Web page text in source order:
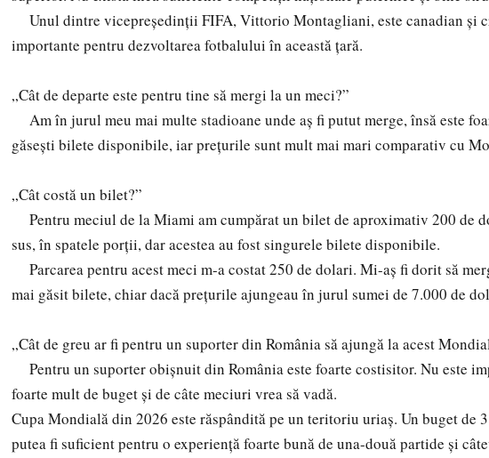
Unul dintre vicepreședinții FIFA, Vittorio Montagliani, este canadian și
importante pentru dezvoltarea fotbalului în această țară.
„Cât de departe este pentru tine să mergi la un meci?”
Am în jurul meu mai multe stadioane unde aș fi putut merge, însă este
găsești bilete disponibile, iar prețurile sunt mult mai mari comparativ cu
„Cât costă un bilet?”
Pentru meciul de la Miami am cumpărat un bilet de aproximativ 200 de
sus, în spatele porții, dar acestea au fost singurele bilete disponibile.
Parcarea pentru acest meci m-a costat 250 de dolari. Mi-aș fi dorit să
mai găsit bilete, chiar dacă prețurile ajungeau în jurul sumei de 7.000 de
„Cât de greu ar fi pentru un suporter din România să ajungă la acest
Pentru un suporter obișnuit din România este foarte costisitor. Nu este
foarte mult de buget și de câte meciuri vrea să vadă.
Cupa Mondială din 2026 este răspândită pe un teritoriu uriaș. Un buget de
putea fi suficient pentru o experiență foarte bună de una-două partide și